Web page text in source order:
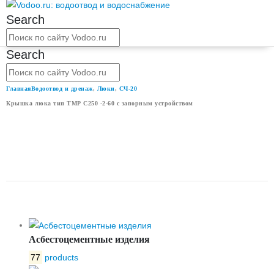
Search
Search
ГлавнаяВодоотвод и дренаж, Люки, СЧ-20
Крышка люка тип ТМР С250 -2-60 с запорным устройством
Асбестоцементные изделия
77 products